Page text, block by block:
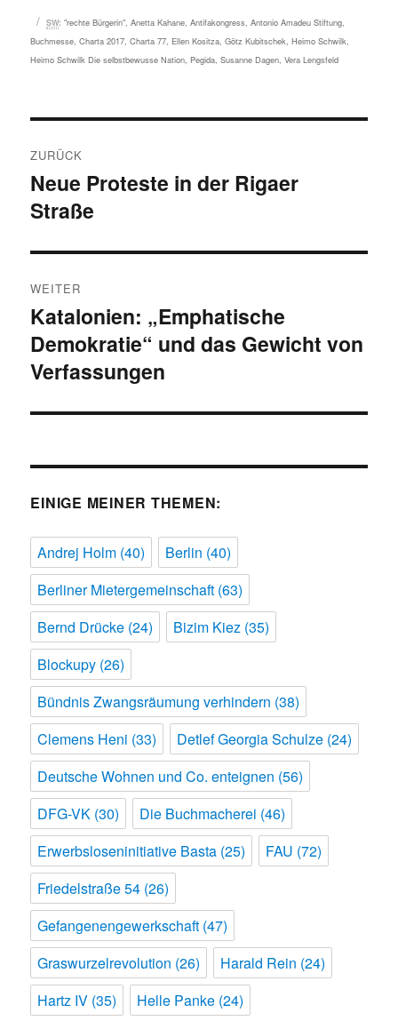
SW: "rechte Bürgerin" ,Anetta Kahane ,Antifakongress ,Antonio Amadeu Stiftung
Buchmesse ,Charta 2017 ,Charta 77 ,Ellen Kositza ,Götz Kubitschek ,Heimo Schwilk
Heimo Schwilk Die selbstbewusse Nation Pegida ,Susanne Dagen ,Vera Lengsfeld
ZURÜCK
Vorheriger
Beitrag:
Neue Proteste in der Rigaer
Straße
WEITER
Nächster
Beitrag:
Katalonien: „Emphatische
Demokratie“ und das Gewicht von
Verfassungen
EINIGE MEINER THEMEN:
Andrej Holm (40) Berlin (40)
Berliner Mietergemeinschaft (63)
Bernd Drücke (24) Bizim Kiez (35)
Blockupy (26)
Bündnis Zwangsräumung verhindern (38)
Clemens Heni (33) Detlef Georgia Schulze (24)
Deutsche Wohnen und Co. enteignen (56)
DFG-VK (30) Die Buchmacherei (46)
Erwerbsloseninitiative Basta (25) FAU (72)
Friedelstraße 54 (26)
Gefangenengewerkschaft (47)
Graswurzelrevolution (26) Harald Rein (24)
Hartz IV (35) Helle Panke (24)